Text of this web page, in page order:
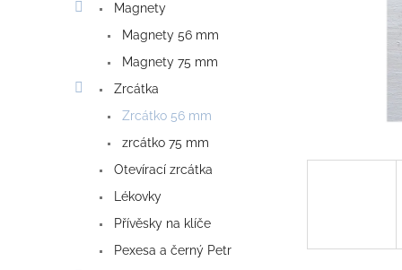
Magnety
Magnety 56 mm
Magnety 75 mm
Zrcátka
Zrcátko 56 mm
zrcátko 75 mm
Otevírací zrcátka
Lékovky
Přívěsky na klíče
Pexesa a černý Petr